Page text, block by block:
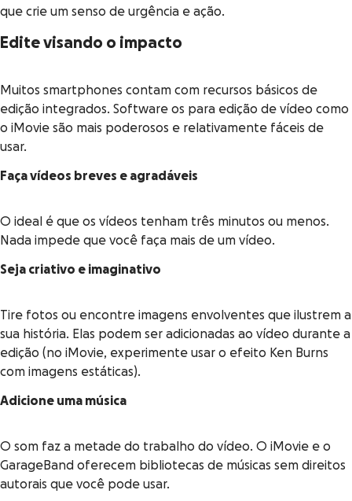
que crie um senso de urgência e ação.
Edite visando o impacto
Muitos smartphones contam com recursos básicos de
edição integrados. Software os para edição de vídeo como
o iMovie são mais poderosos e relativamente fáceis de
usar.
Faça vídeos breves e agradáveis
O ideal é que os vídeos tenham três minutos ou menos.
Nada impede que você faça mais de um vídeo.
Seja criativo e imaginativo
Tire fotos ou encontre imagens envolventes que ilustrem a
sua história. Elas podem ser adicionadas ao vídeo durante a
edição (no iMovie, experimente usar o efeito Ken Burns
com imagens estáticas).
Adicione uma música
O som faz a metade do trabalho do vídeo. O iMovie e o
GarageBand oferecem bibliotecas de músicas sem direitos
autorais que você pode usar.